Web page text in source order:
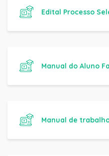
Edital Processo
Manual do Aluno
Manual de